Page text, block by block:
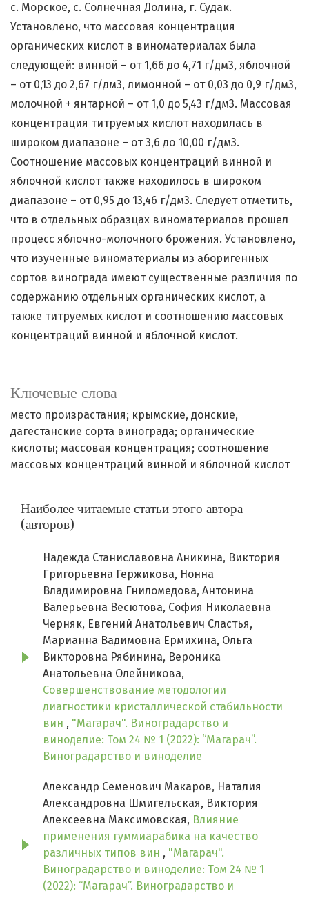
Ключевые слова
место произрастания; крымские, донские,
дагестанские сорта винограда; органические
кислоты; массовая концентрация; соотношение
массовых концентраций винной и яблочной кислот
с. Морское, с. Солнечная Долина, г. Судак.
Установлено, что массовая концентрация
органических кислот в виноматериалах была
следующей: винной – от 1,66 до 4,71 г/дм3, яблочной
– от 0,13 до 2,67 г/дм3, лимонной – от 0,03 до 0,9 г/дм3,
молочной + янтарной – от 1,0 до 5,43 г/дм3. Массовая
концентрация титруемых кислот находилась в
широком диапазоне – от 3,6 до 10,00 г/дм3.
Соотношение массовых концентраций винной и
яблочной кислот также находилось в широком
диапазоне – от 0,95 до 13,46 г/дм3. Следует отметить,
что в отдельных образцах виноматериалов прошел
процесс яблочно-молочного брожения. Установлено,
что изученные виноматериалы из аборигенных
сортов винограда имеют существенные различия по
содержанию отдельных органических кислот, а
также титруемых кислот и соотношению массовых
концентраций винной и яблочной кислот.
Наиболее читаемые статьи этого автора
(авторов)
Надежда Станиславовна Аникина, Виктория
Григорьевна Гержикова, Нонна
Владимировна Гниломедова, Антонина
Валерьевна Весютова, София Николаевна
Черняк, Евгений Анатольевич Сластья,
Марианна Вадимовна Ермихина, Ольга
Викторовна Рябинина, Вероника
Анатольевна Олейникова,
Совершенствование методологии
диагностики кристаллической стабильности
вин , "Магарач". Виноградарство и
виноделие: Том 24 № 1 (2022): “Магарач”.
Виноградарство и виноделие
Александр Семенович Макаров, Наталия
Александровна Шмигельская, Виктория
Алексеевна Максимовская, Влияние
применения гуммиарабика на качество
различных типов вин , "Магарач".
Виноградарство и виноделие: Том 24 № 1
(2022): “Магарач”. Виноградарство и